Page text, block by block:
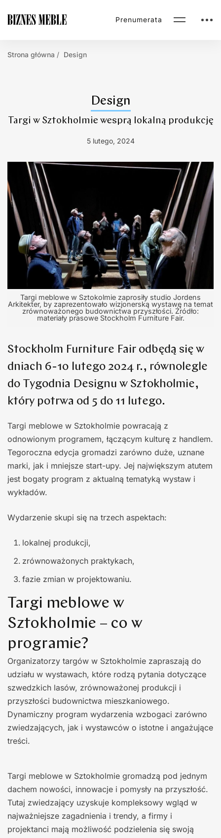
Prenumerata
Strona główna Design
Design
Targi w Sztokholmie wesprą lokalną produkcję
5 lutego, 2024
Targi meblowe w Sztokolmie zaprosiły studio Jordens
Arkitekter, by zaprezentowało wizjonerską wystawę na temat
zrównoważonego budownictwa przyszłości. Źródło:
materiały prasowe Stockholm Furniture Fair.
Stockholm Furniture Fair odbędą się w
dniach 6-10 lutego 2024 r., równolegle
do Tygodnia Designu w Sztokholmie,
który potrwa od 5 do 11 lutego.
Targi meblowe w Sztokholmie powracają z
odnowionym programem, łączącym kulturę z handlem.
Tegoroczna edycja gromadzi zarówno duże, uznane
marki, jak i mniejsze start-upy. Jej największym atutem
jest bogaty program z aktualną tematyką wystaw i
wykładów.
Wydarzenie skupi się na trzech aspektach:
lokalnej produkcji,
zrównoważonych praktykach,
fazie zmian w projektowaniu.
Targi meblowe w
Sztokholmie – co w
programie?
Organizatorzy targów w Sztokholmie zapraszają do
udziału w wystawach, które rodzą pytania dotyczące
szwedzkich lasów, zrównoważonej produkcji i
przyszłości budownictwa mieszkaniowego.
Dynamiczny program wydarzenia wzbogaci zarówno
zwiedzających, jak i wystawców o istotne i angażujące
treści.
Targi meblowe w Sztokholmie gromadzą pod jednym
dachem nowości, innowacje i pomysły na przyszłość.
Tutaj zwiedzający uzyskuje kompleksowy wgląd w
najważniejsze zagadnienia i trendy, a firmy i
projektanci mają możliwość podzielenia się swoją